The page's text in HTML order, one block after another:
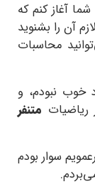
آغاز کنم که
آن را بشنوید
محاسبات
خوب نبودم، و
متنفر
سوار بودم